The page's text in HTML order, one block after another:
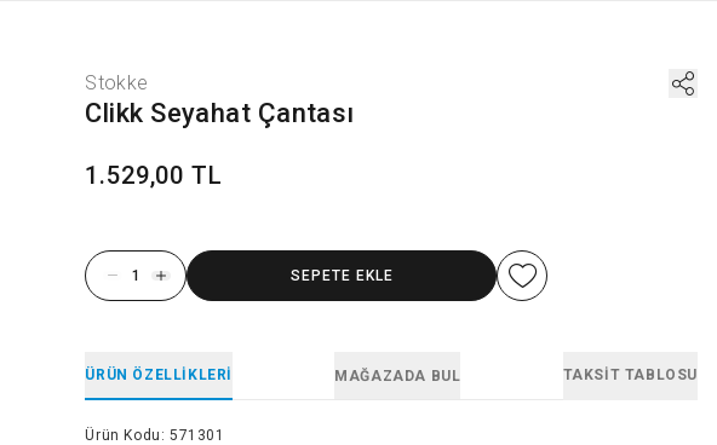
Stokke
Clikk Seyahat Çantası
1.529,00 TL
SEPETE EKLE
ÜRÜN ÖZELLIKLERI MAĞAZADA BUL TAKSIT TABLOSU
Ürün Kodu : 571301